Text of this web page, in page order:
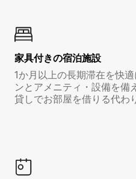
家具付き⁠の宿⁠泊⁠施⁠設
1か月以上の長期滞在を快
ンとアメニティ・設備を備
貸しでお部屋を借りる代わ